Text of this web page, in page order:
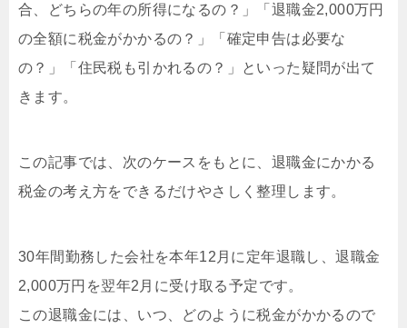
合、どちらの年の所得になるの？」「退職金2,000万円
の全額に税金がかかるの？」「確定申告は必要な
の？」「住民税も引かれるの？」といった疑問が出て
きます。
この記事では、次のケースをもとに、退職金にかかる
税金の考え方をできるだけやさしく整理します。
30年間勤務した会社を本年12月に定年退職し、退職金
2,000万円を翌年2月に受け取る予定です。
この退職金には、いつ、どのように税金がかかるので